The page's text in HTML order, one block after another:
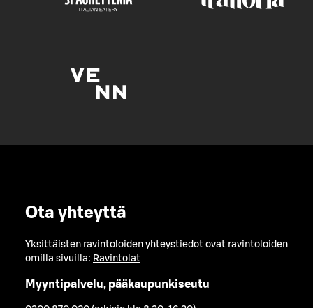
Ota yhteyttä
Yksittäisten ravintoloiden yhteystiedot ovat ravintoloiden
omilla sivuilla: Ravintolat
Myyntipalvelu, pääkaupunkiseutu